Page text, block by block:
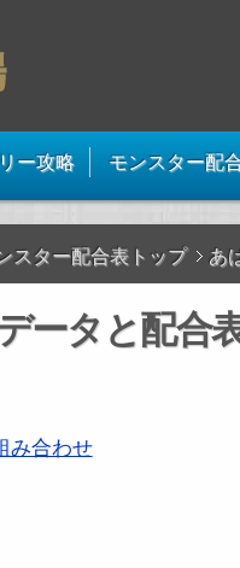
ー攻略 モンスター配
スター配合表トップ あ
ータと配
み合わせ